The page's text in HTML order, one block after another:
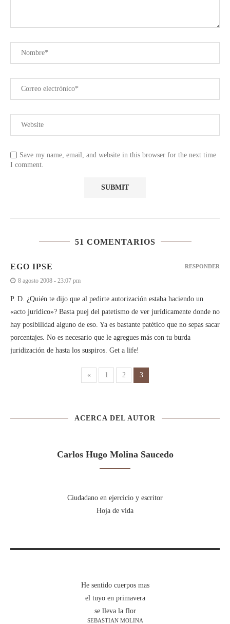
Save my name, email, and website in this browser for the next time
I comment.
51 COMENTARIOS
EGO IPSE
8 agosto 2008 - 23:07 pm
P. D. ¿Quién te dijo que al pedirte autorización estaba haciendo un
«acto jurídico»? Basta puej del patetismo de ver jurídicamente donde no
hay posibilidad alguno de eso. Ya es bastante patético que no sepas sacar
porcentajes. No es necesario que le agregues más con tu burda
juridización de hasta los suspiros. Get a life!
RESPONDER
« 1 2 3
ACERCA DEL AUTOR
Carlos Hugo Molina Saucedo
Ciudadano en ejercicio y escritor
Hoja de vida
He sentido cuerpos mas
el tuyo en primavera
se lleva la flor
SEBASTIAN MOLINA